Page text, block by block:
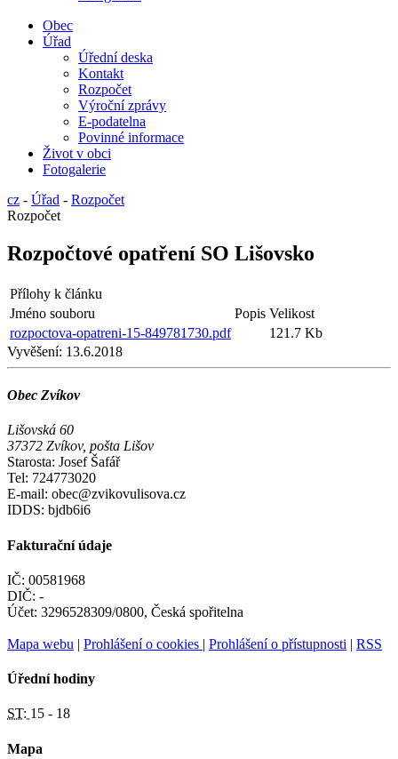
Obec
Úřad
Úřední deska
Kontakt
Rozpočet
Výroční zprávy
E-podatelna
Povinné informace
Život v obci
Fotogalerie
cz - Úřad - Rozpočet
Rozpočet
Rozpočtové opatření SO Lišovsko
Přílohy k článku
Jméno souboru
Popis Velikost
rozpoctova-opatreni-15-849781730.pdf
121.7 Kb
Vyvěšení: 13.6.2018
Obec Zvíkov
Lišovská 60
37372 Zvíkov, pošta Lišov
Starosta: Josef Šafář
Tel: 724773020
E-mail: obec@zvikovulisova.cz
IDDS: bjdb6i6
Fakturační údaje
IČ: 00581968
DIČ: -
Účet: 3296528309/0800, Česká spořitelna
Mapa webu | Prohlášení o cookies | Prohlášení o přístupnosti | RSS
Úřední hodiny
ST: 15 - 18
Mapa